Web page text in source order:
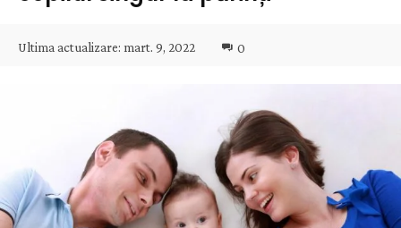
Ultima actualizare: mart. 9, 2022 0